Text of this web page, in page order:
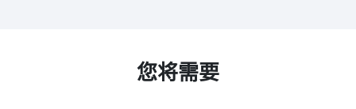
您将需要